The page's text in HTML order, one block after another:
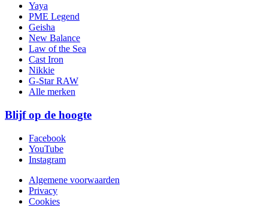
Yaya
PME Legend
Geisha
New Balance
Law of the Sea
Cast Iron
Nikkie
G-Star RAW
Alle merken
Blijf op de hoogte
Facebook
YouTube
Instagram
Algemene voorwaarden
Privacy
Cookies